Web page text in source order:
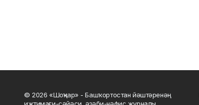
© 2026 «Шоңҡар» - Башҡортостан йәштәренәң
ижтимағи-сәйәси, әҙәби-нәфис журналы